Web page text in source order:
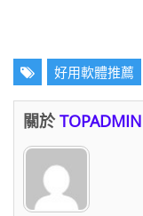
好用軟體推薦
關於 TOPADMIN